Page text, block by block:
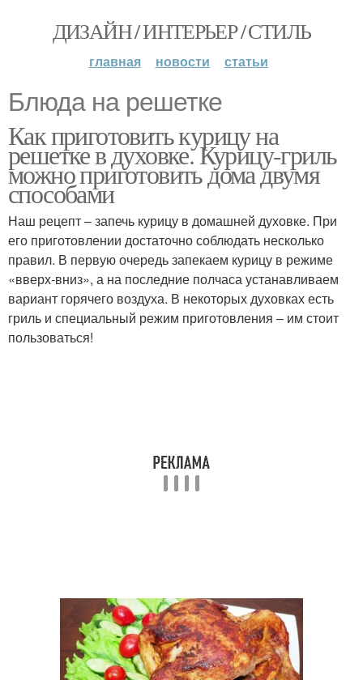
ДИЗАЙН / ИНТЕРЬЕР / СТИЛЬ
главная новости статьи
Блюда на решетке
Как приготовить курицу на
решетке в духовке. Курицу-гриль
можно приготовить дома двумя
способами
Наш рецепт – запечь курицу в домашней духовке. При
его приготовлении достаточно соблюдать несколько
правил. В первую очередь запекаем курицу в режиме
«вверх-вниз», а на последние полчаса устанавливаем
вариант горячего воздуха. В некоторых духовках есть
гриль и специальный режим приготовления – им стоит
пользоваться!